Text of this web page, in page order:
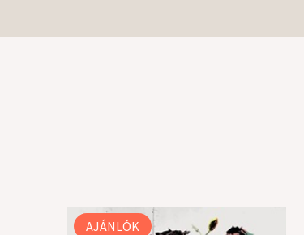
AJÁNLÓK